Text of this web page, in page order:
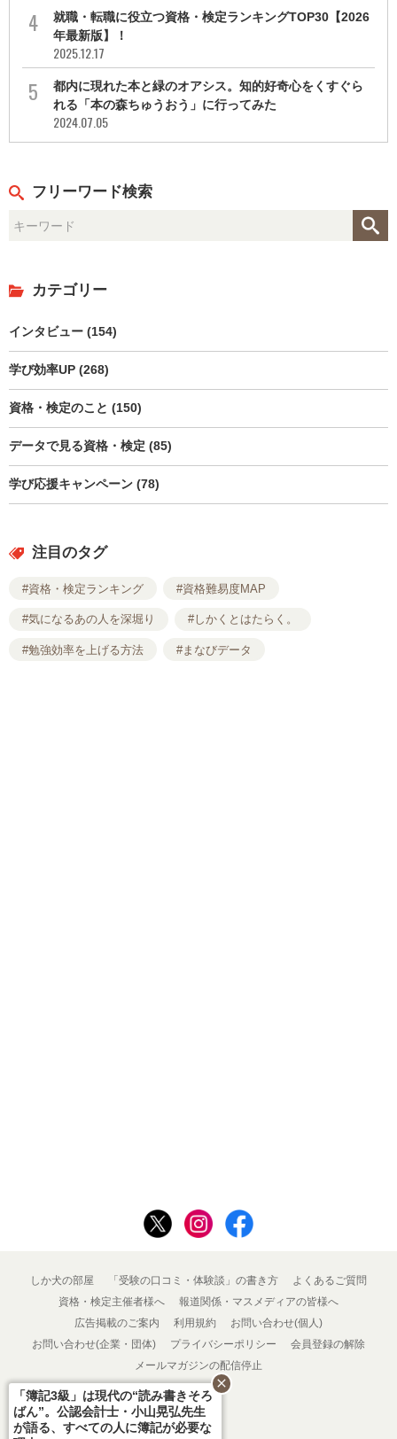
就職・転職に役立つ資格・検定ランキングTOP30【2026
年最新版】！
2025.12.17
都内に現れた本と緑のオアシス。知的好奇心をくすぐら
れる「本の森ちゅうおう」に行ってみた
2024.07.05
フリーワード検索
カテゴリー
インタビュー (154)
学び効率UP (268)
資格・検定のこと (150)
データで見る資格・検定 (85)
学び応援キャンペーン (78)
注目のタグ
#資格・検定ランキング #資格難易度MAP
#気になるあの人を深堀り #しかくとはたらく。
#勉強効率を上げる方法 #まなびデータ
しか犬の部屋 「受験の口コミ・体験談」の書き方
よくあるご質問
資格・検定主催者様へ
報道関係・マスメディアの皆様へ
広告掲載のご案内
利用規約
お問い合わせ(個人)
お問い合わせ(企業・団体)
プライバシーポリシー
会員登録の解除
メールマガジンの配信停止
「簿記3級」は現代の“読み書きそろ
ばん”。公認会計士・小山晃弘先生
が語る、すべての人に簿記が必要な
close